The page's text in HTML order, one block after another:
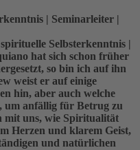
| Seminarleiter |
Selbsterkenntnis |
hat sich schon früher
so bin ich auf ihn
weist er auf einige
hin, aber auch welche
anfällig für Betrug zu
mit uns, wie Spiritualität
Herzen und klarem Geist,
und natürlichen